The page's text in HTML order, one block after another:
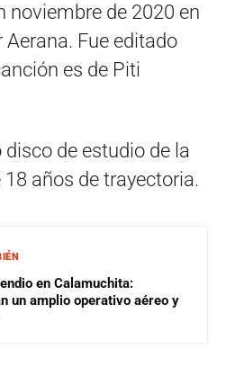
noviembre de 2020 en
Fue editado
es de Piti
de estudio de la
18 años de trayectoria.
en Calamuchita:
un amplio operativo aéreo y